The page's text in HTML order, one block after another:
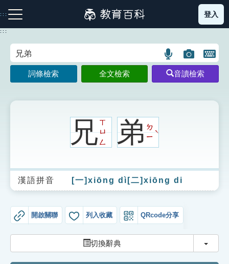
到
主
:::
注音索引圖示 筆畫索引圖示 部首索引表圖示
生字詞彙表
成語故事
索引選單
登入
:::
語
言
搜
圖
片
搜
開
鍵
圖
詞條檢索 全文檢索 音讀檢索
兄ㄒ
ㄩ
ㄥ
弟ㄉ
ㄧ
ˋ
漢語拼音 [一]xiōng dì[二]xiōng di
開啟關聯 列入收藏 QRcode分享
切換辭典 切換